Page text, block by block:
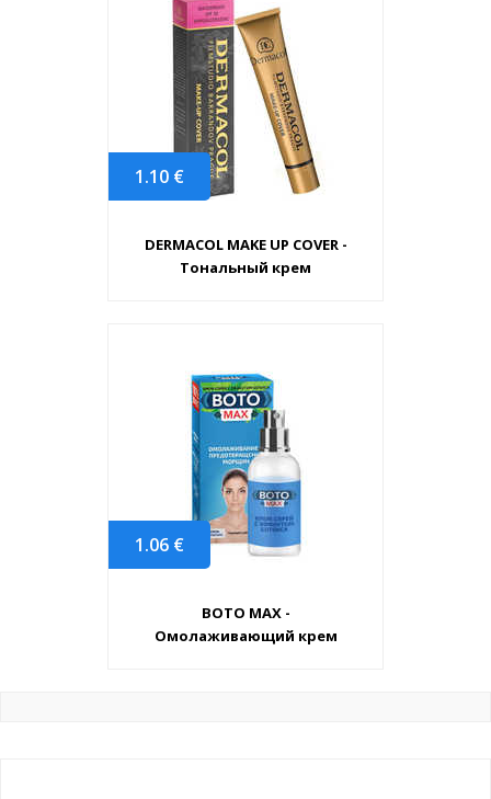
1.10 €
DERMACOL MAKE UP COVER -
Тональный крем
1.06 €
BOTO MAX -
Омолаживающий крем